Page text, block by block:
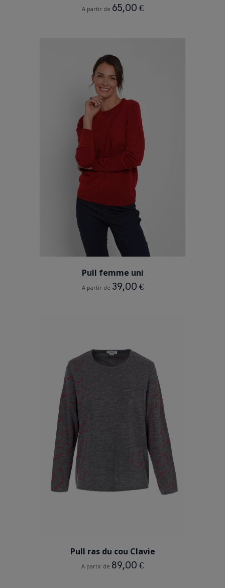
A partir de 65,00 €
BLEU NOIR BORDEAUX
BEIGE TAUPE
VIOLET PARME
Pull femme uni
A partir de 39,00 €
Pull ras du cou Clavie
A partir de 89,00 €